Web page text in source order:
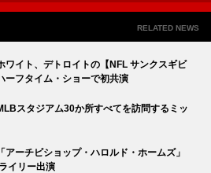
RELATED NEWS
ワイト、デトロイトの【NFL サンクスギビ
ーフタイム・ショーで初共演
スタジアム30か所すべてを訪問するミッ
アーチビショップ・ハロルド・ホームズ」
イリー出演